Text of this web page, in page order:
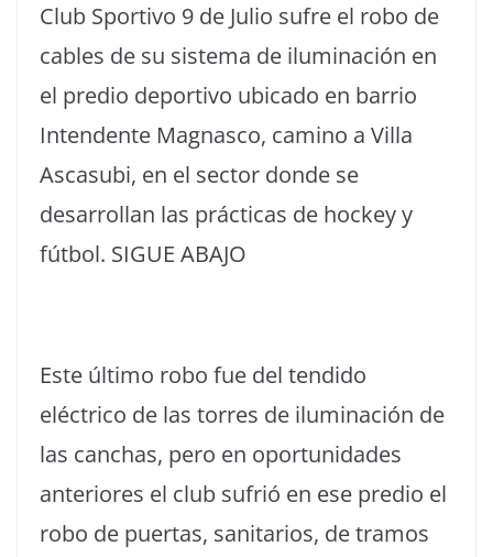
Club Sportivo 9 de Julio sufre el robo de
cables de su sistema de iluminación en
el predio deportivo ubicado en barrio
Intendente Magnasco, camino a Villa
Ascasubi, en el sector donde se
desarrollan las prácticas de hockey y
fútbol. SIGUE ABAJO
Este último robo fue del tendido
eléctrico de las torres de iluminación de
las canchas, pero en oportunidades
anteriores el club sufrió en ese predio el
robo de puertas, sanitarios, de tramos